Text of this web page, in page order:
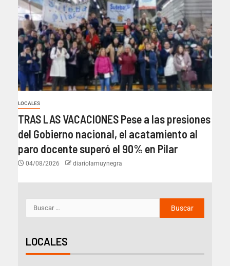
LOCALES
TRAS LAS VACACIONES Pese a las presiones
del Gobierno nacional, el acatamiento al
paro docente superó el 90% en Pilar
04/08/2026 diariolamuynegra
LOCALES